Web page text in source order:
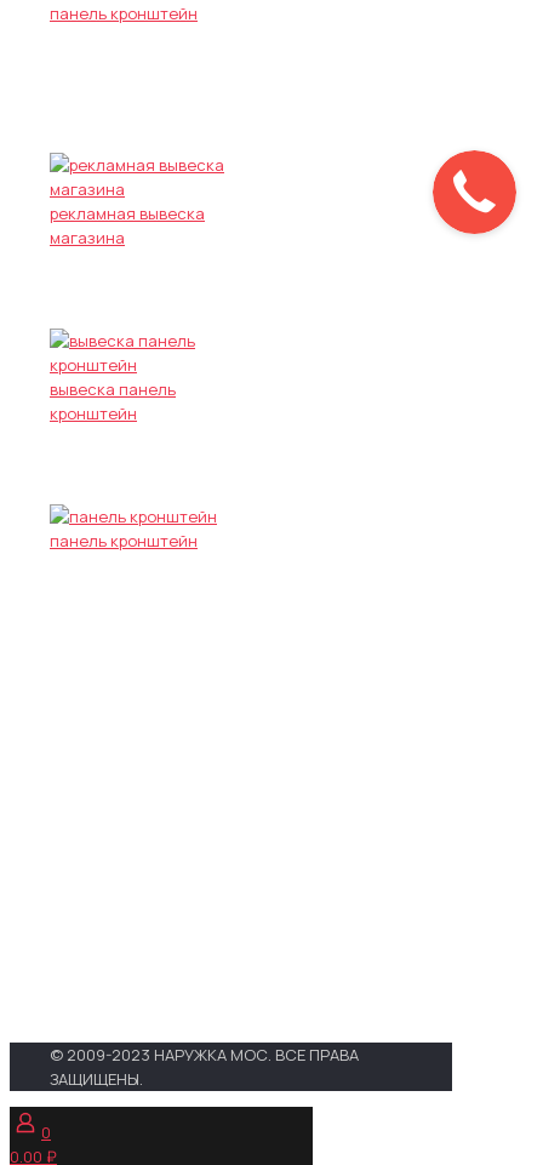
панель кронштейн
рекламная вывеска
магазина
вывеска панель
кронштейн
панель кронштейн
© 2009-2023 НАРУЖКА МОС. ВСЕ ПРАВА
ЗАЩИЩЕНЫ.
0
0.00 ₽